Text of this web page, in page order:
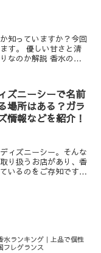
知っていますか？今回
す。 優しい甘さと清
なのか解説 香水のパ
ズニーシーで名前
場所はある？ガラ
情報などを紹介！
ィズニーシー。そんな
り扱うお店があり、香
いるのをご存知です
水ランキング｜上品で個性
フレグランス